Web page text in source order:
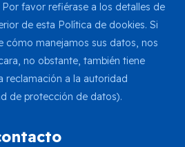
favor refiérase a los detalles de
de esta Política de dookies. Si
cómo manejamos sus datos, nos
no obstante, también tiene
reclamación a la autoridad
de protección de datos).